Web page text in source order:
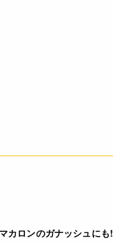
マカロンのガナッシュにも!